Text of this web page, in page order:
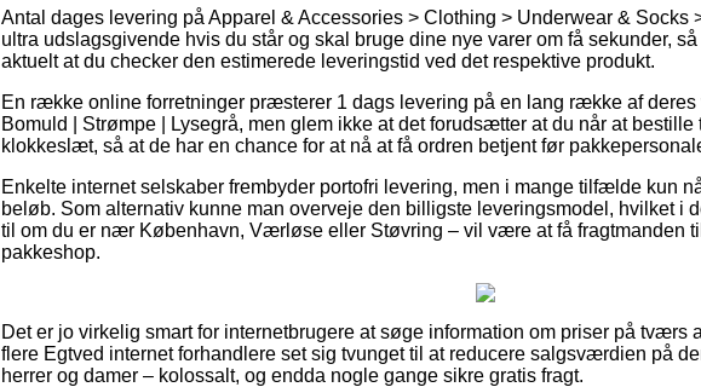
Antal dages levering på Apparel & Accessories > Clothing > Underwear & Socks
ultra udslagsgivende hvis du står og skal bruge dine nye varer om få sekunder,
aktuelt at du checker den estimerede leveringstid ved det respektive produkt.
En række online forretninger præsterer 1 dags levering på en lang række af deres
Bomuld | Strømpe | Lysegrå, men glem ikke at det forudsætter at du når at
klokkeslæt, så at de har en chance for at nå at få ordren betjent før
Enkelte internet selskaber frembyder portofri levering, men i mange tilfælde kun
beløb. Som alternativ kunne man overveje den billigste leveringsmodel, hvilket i
til om du er nær København, Værløse eller Støvring – vil være at få fragtmanden
pakkeshop.
Det er jo virkelig smart for internetbrugere at søge information om priser på tværs
flere Egtved internet forhandlere set sig tvunget til at reducere salgsværdien på
herrer og damer – kolossalt, og endda nogle gange sikre gratis fragt.